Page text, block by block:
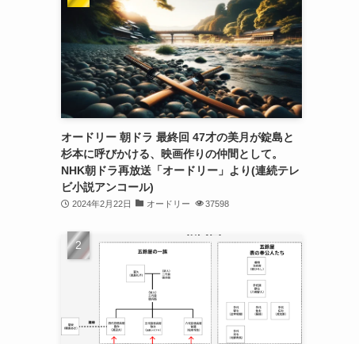
オードリー 朝ドラ 最終回 47才の美月が錠島と
杉本に呼びかける、映画作りの仲間として。
NHK朝ドラ再放送「オードリー」より(連続テレ
ビ小説アンコール)
2024年2月22日 オードリー 37598